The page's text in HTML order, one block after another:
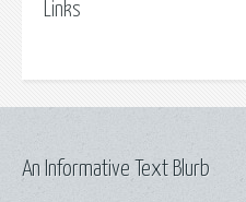
Links
An Informative Text Blurb